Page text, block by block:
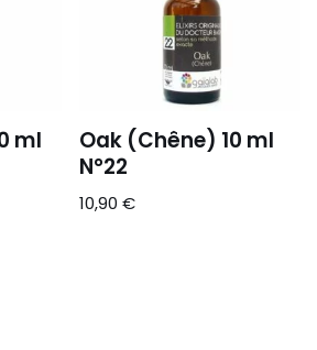
ml
Oak (Chêne) 10 ml
N°22
10,90€